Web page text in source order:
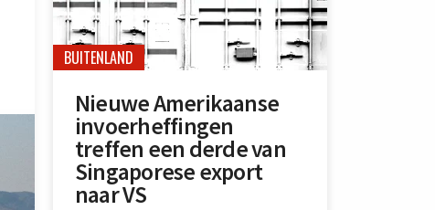
BUITENLAND
Nieuwe Amerikaanse
invoerheffingen
treffen een derde van
Singaporese export
naar VS